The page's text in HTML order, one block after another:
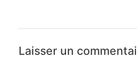
Laisser un